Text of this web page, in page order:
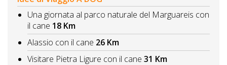
Una giornata al parco naturale del Marguareis con
il cane 18 Km
Alassio con il cane 26 Km
Visitare Pietra Ligure con il cane 31 Km